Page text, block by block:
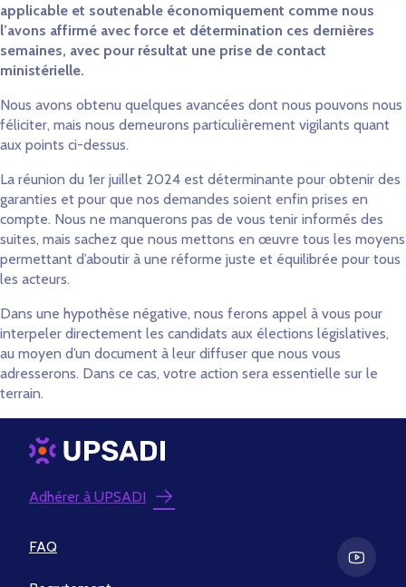
applicable et soutenable économiquement comme nous
l’avons affirmé avec force et détermination ces dernières
semaines, avec pour résultat une prise de contact
ministérielle.
Nous avons obtenu quelques avancées dont nous pouvons nous
féliciter, mais nous demeurons particulièrement vigilants quant
aux points ci-dessus.
La réunion du 1er juillet 2024 est déterminante pour obtenir des
garanties et pour que nos demandes soient enfin prises en
compte. Nous ne manquerons pas de vous tenir informés des
suites, mais sachez que nous mettons en œuvre tous les moyens
permettant d’aboutir à une réforme juste et équilibrée pour tous
les acteurs.
Dans une hypothèse négative, nous ferons appel à vous pour
interpeler directement les candidats aux élections législatives,
au moyen d’un document à leur diffuser que nous vous
adresserons. Dans ce cas, votre action sera essentielle sur le
terrain.
Adhérer à UPSADI
FAQ